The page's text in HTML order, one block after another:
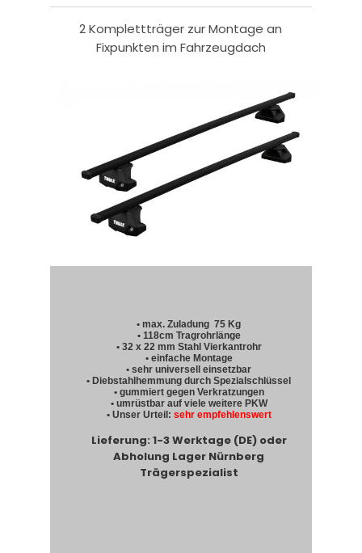
2 Komplettträger zur Montage an
Fixpunkten im Fahrzeugdach
• max. Zuladung 75 Kg
• 118cm Tragrohrlänge
• 32 x 22 mm Stahl Vierkantrohr
• einfache Montage
• sehr universell einsetzbar
• Diebstahlhemmung durch Spezialschlüssel
• gummiert gegen Verkratzungen
• umrüstbar auf viele weitere PKW
• Unser Urteil: sehr empfehlenswert
Lieferung: 1-3 Werktage (DE) oder
Abholung Lager Nürnberg
Trägerspezialist